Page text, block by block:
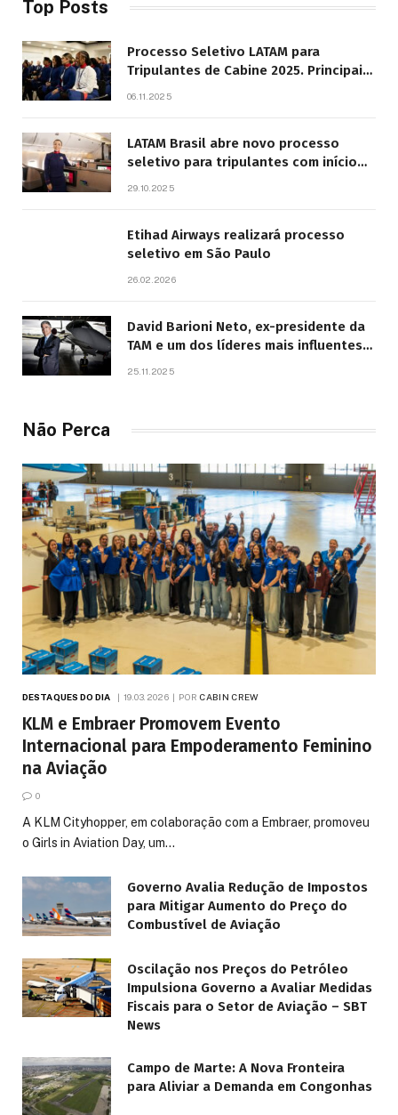
Top Posts
Processo Seletivo LATAM para
Tripulantes de Cabine 2025. Principais
06.11.2025
LATAM Brasil abre novo processo
seletivo para tripulantes com início
29.10.2025
Etihad Airways realizará processo
seletivo em São Paulo
26.02.2026
David Barioni Neto, ex-presidente da
TAM e um dos líderes mais influentes
25.11.2025
Não Perca
DESTAQUES DO DIA 19.03.2026 POR CABIN CREW
KLM e Embraer Promovem Evento
Internacional para Empoderamento Feminino
na Aviação
0
A KLM Cityhopper, em colaboração com a Embraer, promoveu
o Girls in Aviation Day, um…
Governo Avalia Redução de Impostos
para Mitigar Aumento do Preço do
Combustível de Aviação
Oscilação nos Preços do Petróleo
Impulsiona Governo a Avaliar Medidas
Fiscais para o Setor de Aviação – SBT
News
Campo de Marte: A Nova Fronteira
para Aliviar a Demanda em Congonhas